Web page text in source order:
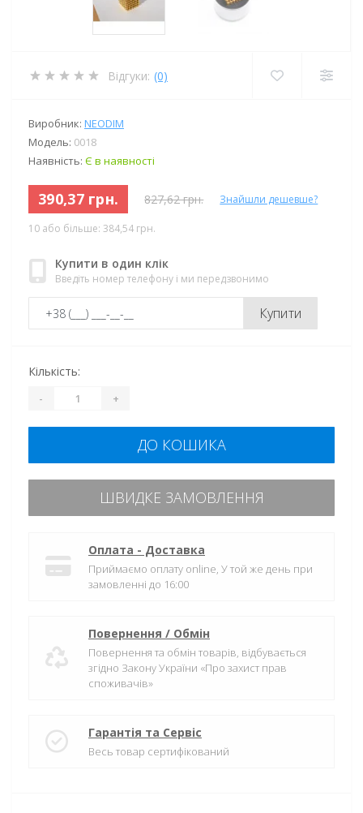
Відгуки: (0)
Виробник: NEODIM
Модель: 0018
Наявність: Є в наявності
390,37 грн. 827,62 грн. Знайшли дешевше?
10 або більше: 384,54 грн.
Купити в один клік
Введіть номер телефону і ми передзвонимо
Купити
Кількість:
- +
ДО КОШИКА
ШВИДКЕ ЗАМОВЛЕННЯ
Оплата - Доставка
Приймаємо оплату online, У той же день при
замовленні до 16:00
Повернення / Обмін
Повернення та обмін товарів, відбувається
згідно Закону України «Про захист прав
споживачів»
Гарантія та Сервіс
Весь товар сертифікований